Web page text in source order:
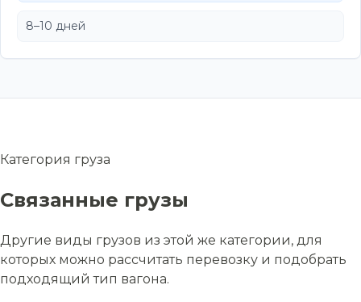
8–10 дней
Категория груза
Связанные грузы
Другие виды грузов из этой же категории, для
которых можно рассчитать перевозку и подобрать
подходящий тип вагона.